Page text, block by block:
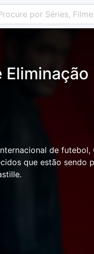
Eliminação
de
que estão sendo